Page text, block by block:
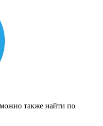
также найти по